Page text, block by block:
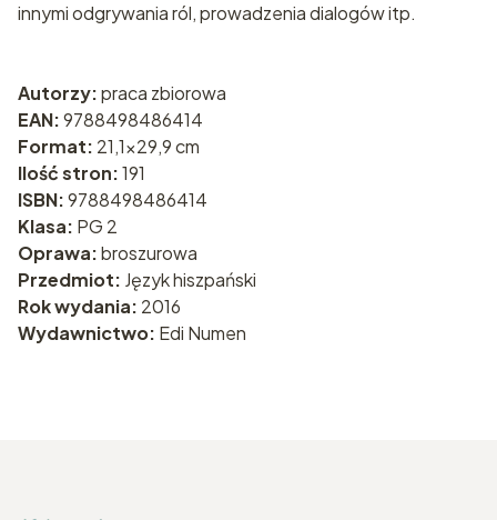
innymi odgrywania ról, prowadzenia dialogów itp.
Autorzy:praca zbiorowa
EAN:9788498486414
Format: 21,1x29,9 cm
Ilość stron:191
ISBN:9788498486414
Klasa: PG 2
Oprawa:broszurowa
Przedmiot: Język hiszpański
Rok wydania: 2016
Wydawnictwo: Edi Numen